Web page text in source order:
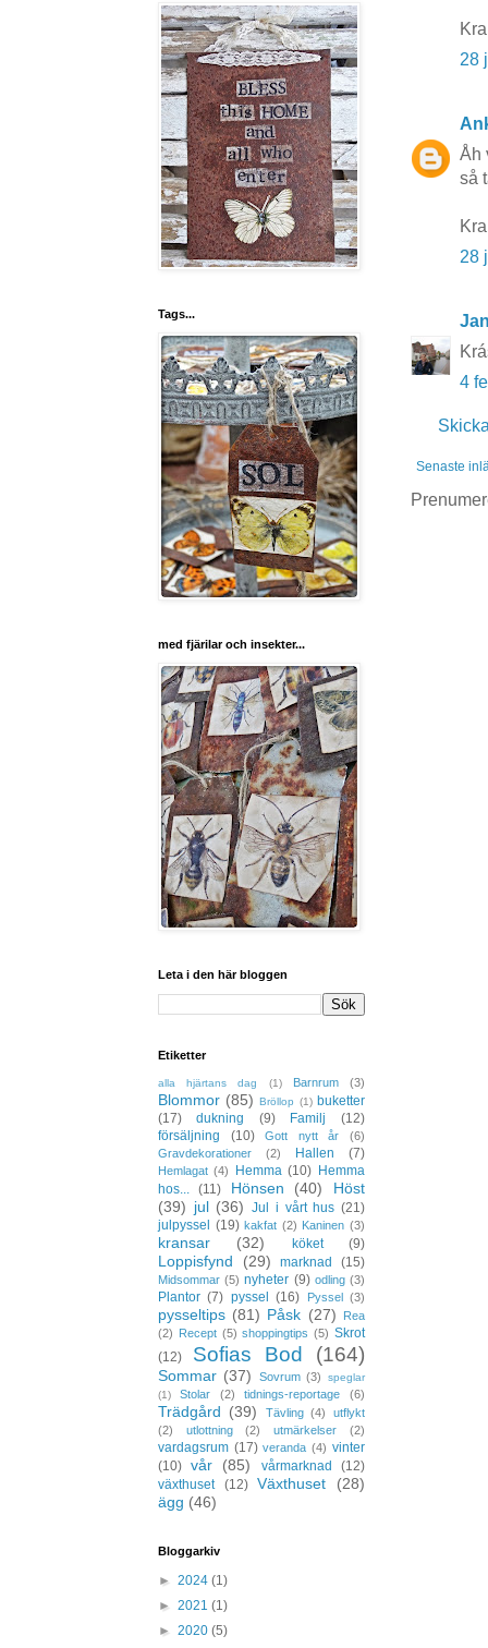
28
Åh
så
28
4
Senaste
Tags...
med fjärilar och insekter...
Leta i den här bloggen
Etiketter
alla hjärtans dag (1) Barnrum (3)
Blommor (85) Bröllop (1) buketter
(17)
dukning (9) Familj
(12)
försäljning
(10) Gott nytt år
(6)
Gravdekorationer
(2) Hallen (7)
Hemlagat (4) Hemma (10) Hemma
hos...
(11) Hönsen (40)
Höst
(39) jul (36) Jul i vårt hus (21)
julpyssel
(19) kakfat (2) Kaninen (3)
kransar (32) köket (9)
Loppisfynd (29) marknad (15)
Midsommar (5) nyheter (9) odling (3)
Plantor (7) pyssel (16) Pyssel (3)
pysseltips (81) Påsk (27)
Rea
(2) Recept (5) shoppingtips (5) Skrot
(12)
Sofias Bod (164)
Sommar (37) Sovrum (3)
speglar
(1)
Stolar (2) tidnings-reportage (6)
Trädgård (39) Tävling (4)
utflykt
(2)
utlottning (2) utmärkelser (2)
vardagsrum (17) veranda (4) vinter
(10) vår (85) vårmarknad
(12)
växthuset
(12) Växthuset
(28)
ägg (46)
Bloggarkiv
► 2024 (1)
► 2021 (1)
► 2020 (5)